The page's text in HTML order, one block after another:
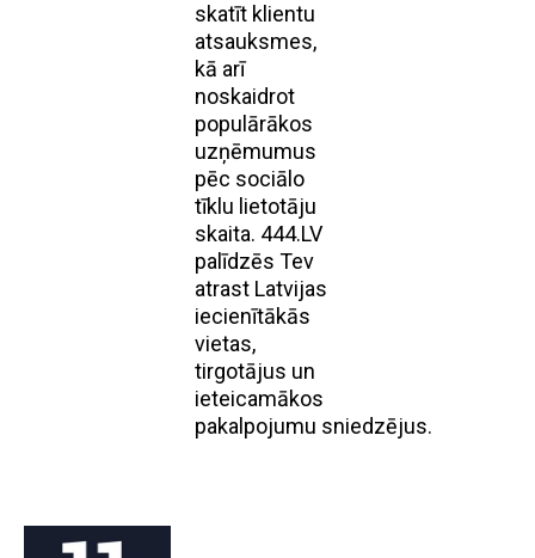
skatīt klientu
atsauksmes,
kā arī
noskaidrot
populārākos
uzņēmumus
pēc sociālo
tīklu lietotāju
skaita. 444.LV
palīdzēs Tev
atrast Latvijas
iecienītākās
vietas,
tirgotājus un
ieteicamākos
pakalpojumu sniedzējus.